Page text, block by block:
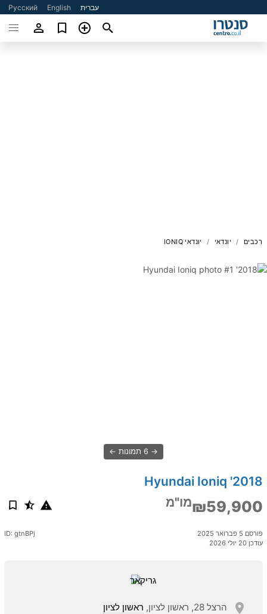
עברית English
Русский
רכבים יונדאי יונדאי IONIQ
6 תמונות
2018' Hyundai Ioniq
₪59,900מו"מ
פורסם 5 פברואר 2025
עודכן 20 יולי 2026
ID: gtnBPj
הרצל 28, ראשון לציון, ראשון לציון